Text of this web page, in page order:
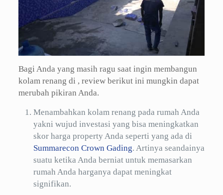
Bagi Anda yang masih ragu saat ingin membangun
kolam renang di , review berikut ini mungkin dapat
merubah pikiran Anda.
Menambahkan kolam renang pada rumah Anda
yakni wujud investasi yang bisa meningkatkan
skor harga property Anda seperti yang ada di
Summarecon Crown Gading. Artinya seandainya
suatu ketika Anda berniat untuk memasarkan
rumah Anda harganya dapat meningkat
signifikan.